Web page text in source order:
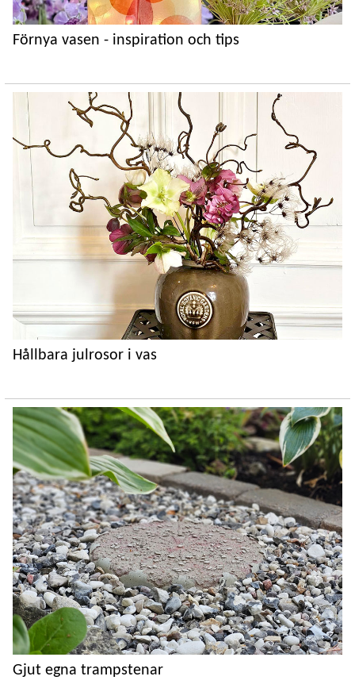
Förnya vasen - inspiration och tips
Hållbara julrosor i vas
Gjut egna trampstenar